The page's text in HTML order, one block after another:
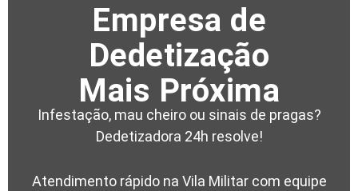
Empresa de
Dedetização
Mais Próxima
Infestação, mau cheiro ou sinais de pragas?
Dedetizadora 24h resolve!
Atendimento rápido na Vila Militar com equipe